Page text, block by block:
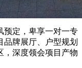
定，卑享一对一专
品牌展厅、户型规划
，深度领会项目产物